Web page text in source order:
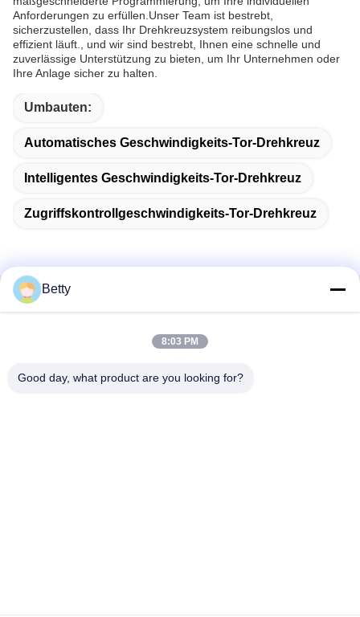
Anforderungen zu erfüllen.Unser Team ist bestrebt,
sicherzustellen, dass Ihr Drehkreuzsystem reibungslos und
effizient läuft., und wir sind bestrebt, Ihnen eine schnelle und
zuverlässige Unterstützung zu bieten, um Ihr Unternehmen oder
Ihre Anlage sicher zu halten.
Umbauten:
Automatisches Geschwindigkeits-Tor-Drehkreuz
Intelligentes Geschwindigkeits-Tor-Drehkreuz
Zugriffskontrollgeschwindigkeits-Tor-Drehkreuz
Schnelle Kontaktaufnahme
Nr. 106-, Südstraße Tangtian, Tangxia-Stadt, Dongguan,
Betty
8:03 PM
Good day, what product are you looking for?